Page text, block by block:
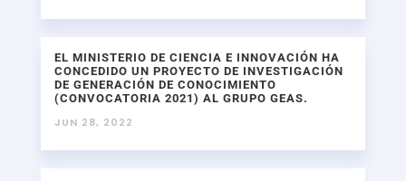
EL MINISTERIO DE CIENCIA E INNOVACIÓN HA
CONCEDIDO UN PROYECTO DE INVESTIGACIÓN
DE GENERACIÓN DE CONOCIMIENTO
(CONVOCATORIA 2021) AL GRUPO GEAS.
JUN 28, 2022